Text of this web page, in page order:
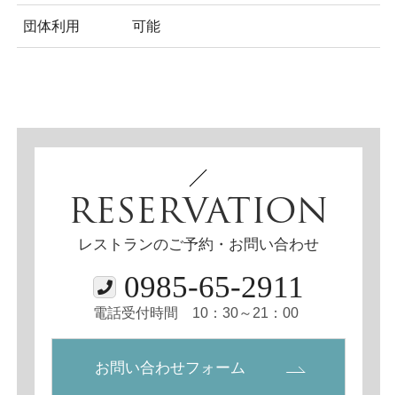
団体利用 可能
RESERVATION
レストランのご予約・お問い合わせ
0985-65-2911
電話受付時間 10：30～21：00
お問い合わせフォーム